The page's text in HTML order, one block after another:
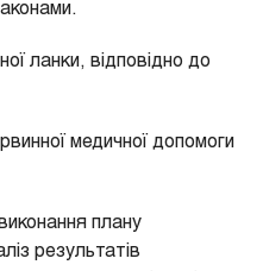
ланки, відповідно до
медичної допомоги
плану
результатів